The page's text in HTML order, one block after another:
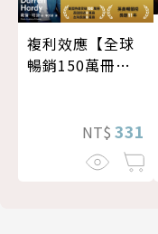
複利效應【全球
暢銷150萬冊・
NT$ 331